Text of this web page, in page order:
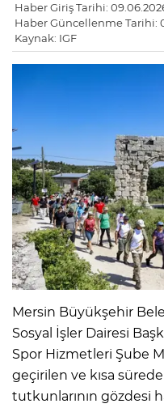
Haber Giriş Tarihi:
Haber Güncellenme Tarihi:
Kaynak: IGF
Mersin Büyükşehir
Sosyal İşler Dairesi
Spor Hizmetleri Şube
geçirilen ve kısa
tutkunlarının gözdesi